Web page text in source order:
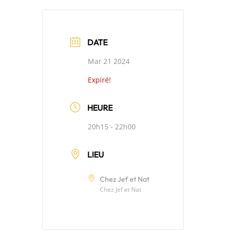
DATE
Mar 21 2024
Expiré!
HEURE
20h15 - 22h00
LIEU
Chez Jef et Nat
Chez Jef et Nat